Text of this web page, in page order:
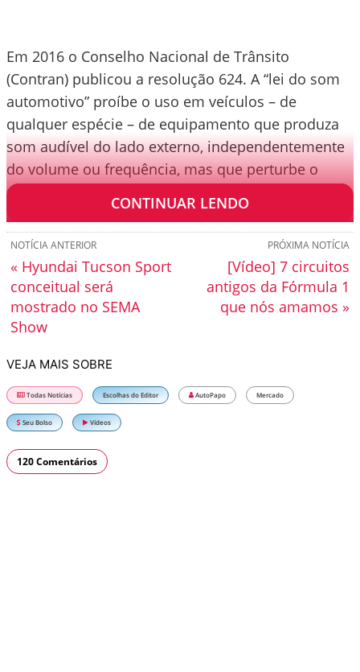
Em 2016 o Conselho Nacional de Trânsito
(Contran) publicou a resolução 624. A “lei do som
automotivo” proíbe o uso em veículos – de
qualquer espécie – de equipamento que produza
som audível do lado externo, independentemente
do volume ou frequência, mas que perturbe o
sossego público.
CONTINUAR LENDO
PRÓXIMA NOTÍCIA
[Vídeo] 7 circuitos
antigos da Fórmula 1
que nós amamos »
NOTÍCIA ANTERIOR
« Hyundai Tucson Sport
conceitual será
mostrado no SEMA
Show
VEJA MAIS SOBRE
Todas Notícias Escolhas do Editor AutoPapo Mercado
Seu Bolso Vídeos
120 Comentários